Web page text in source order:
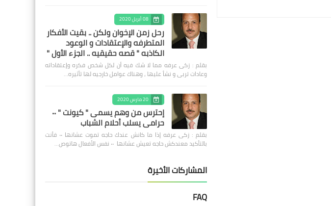
08 أبريل 2020
رحل زمن الإخوان ولكن .. بقيت الأفكار
المتطرفه والإعتقادات و الوعود
الكاذبه " قصه حقيقيه .. الجزء الأول "
بقلم : زكى عرفه مما لا شك فيه أن لكل شخص فكره وإعتقاداته
وعادات تربى و نشأ عليها ، وهناك عوامل خارجيه لها تأثيره…
20 مارس 2020
إحترس من وهم يسمى " كيونت " ٠٠
حرامى يسلب أحلام الشباب
بقلم : زكى عرفه ‎إذا ما كانش عندك حاجه تموت عشانها ٠٠ فأنت
بالتأكيد معندكش حاجه تعيش عشانها ٠٠ نفس الأفعال هاتوص…
المشاركات الأخيرة
FAQ